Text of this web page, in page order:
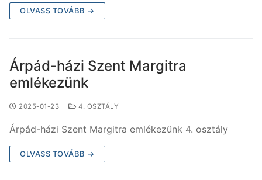
OLVASS TOVÁBB →
Árpád-házi Szent Margitra
emlékezünk
2025-01-23 4. OSZTÁLY
Árpád-házi Szent Margitra emlékezünk 4. osztály
OLVASS TOVÁBB →